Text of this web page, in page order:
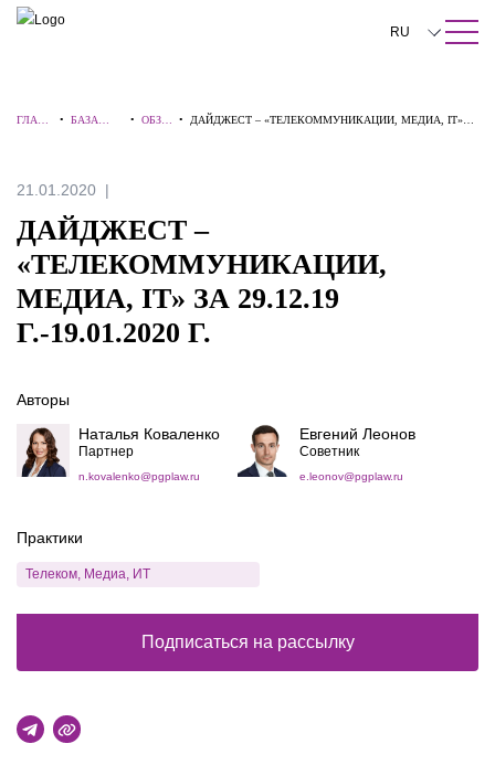
ПОИСК ПО САЙТУ Закрыть
RU
中文
ГЛАВН
• БАЗА
• ОБЗО
•
ДАЙДЖЕСТ – «ТЕЛЕКОММУНИКАЦИИ, МЕДИА, IT»
21.01.2020
ДАЙДЖЕСТ –
«ТЕЛЕКОММУНИКАЦИИ,
МЕДИА, IT» ЗА 29.12.19
Г.-19.01.2020 Г.
Авторы
Наталья Коваленко
Партнер
n.kovalenko@pgplaw.ru
Евгений Леонов
Советник
e.leonov@pgplaw.ru
Практики
Телеком, Медиа, ИТ
Подписаться на рассылку